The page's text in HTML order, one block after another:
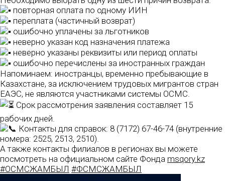
повторная оплата по одному ИИН
переплата (частичный возврат)
ошибочно уплачены за льготников
неверно указан код назначения платежа
неверно указаны реквизиты или период оплаты
ошибочно перечислены за иностранных граждан
Напоминаем: иностранцы, временно пребывающие в
Казахстане, за исключением трудовых мигрантов стран
ЕАЭС, не являются участниками системы ОСМС.
Срок рассмотрения заявления составляет 15
рабочих дней.
Контакты для справок: 8 (7172) 67-46-74 (внутренние
номера: 2525, 2513, 2510).
А также контакты филиалов в регионах вы можете
посмотреть на официальном сайте Фонда msqory.kz
#ОСМСЖАМБЫЛ #ФСМСЖАМБЫЛ